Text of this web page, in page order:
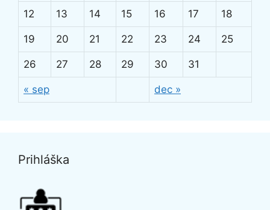
« sep dec »
12 13 14 15 16 17 18
19 20 21 22 23 24 25
26 27 28 29 30 31
Prihláška